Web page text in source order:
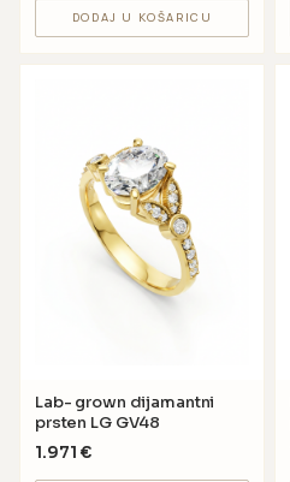
DODAJ U KOŠARICU
Lab- grown dijamantni
prsten LG GV48
1.971 €